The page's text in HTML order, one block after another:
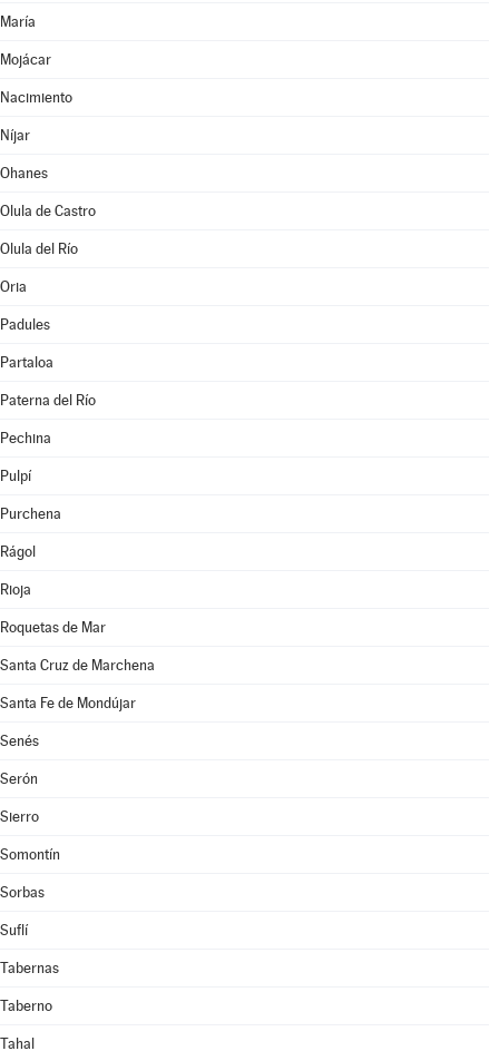
María
Mojácar
Nacimiento
Níjar
Ohanes
Olula de Castro
Olula del Río
Oria
Padules
Partaloa
Paterna del Río
Pechina
Pulpí
Purchena
Rágol
Rioja
Roquetas de Mar
Santa Cruz de Marchena
Santa Fe de Mondújar
Senés
Serón
Sierro
Somontín
Sorbas
Suflí
Tabernas
Taberno
Tahal